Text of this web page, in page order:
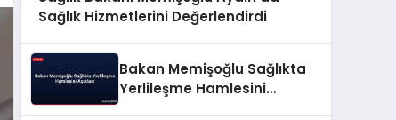
Sağlık Hizmetlerini Değerlendirdi
Bakan Memişoğlu Sağlıkta
Yerlileşme Hamlesini